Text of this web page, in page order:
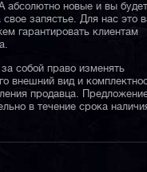
абсолютно новые и вы
запястье. Для нас это
гарантировать клиентам
за собой право изменять
внешний вид и
продавца.
в течение срока